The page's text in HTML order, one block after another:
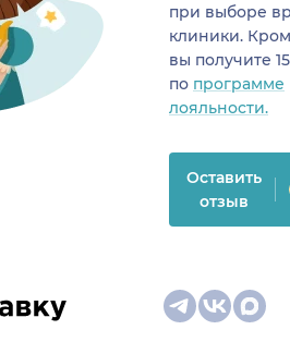
при выборе
клиники.
вы получите
по программе
лояльности.
Оставить
отзыв